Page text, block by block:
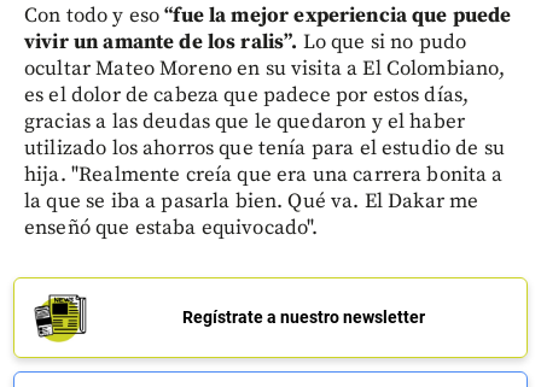
Con todo y eso“fue la mejor experiencia que puede
vivir un amante de los ralis”. Lo que si no pudo
ocultar Mateo Moreno en su visita a El Colombiano,
es el dolor de cabeza que padece por estos días,
gracias a las deudas que le quedaron y el haber
utilizado los ahorros que tenía para el estudio de su
hija. "Realmente creía que era una carrera bonita a
la que se iba a pasarla bien. Qué va. El Dakar me
enseñó que estaba equivocado".
Regístrate a nuestro newsletter